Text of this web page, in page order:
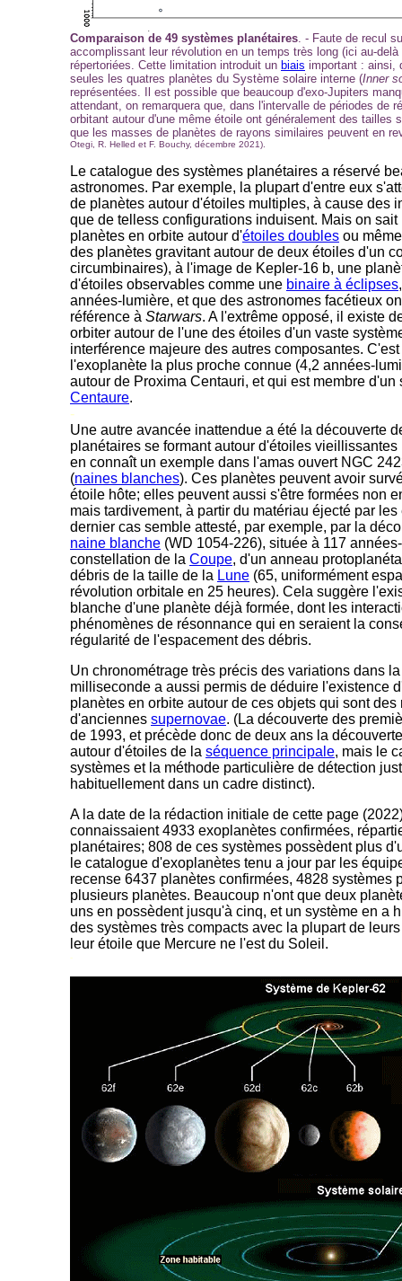
Comparaison de 49 systèmes planétaires. - Faute de recul
accomplissant leur révolution en un temps très long (ici au-
répertoriées. Cette limitation introduit un biais important : ainsi,
seules les quatres planètes du Système solaire interne (Inner
représentées. Il est possible que beaucoup d'exo-Jupiters
attendant, on remarquera que, dans l'intervalle de périodes de
orbitant autour d'une même étoile ont généralement des tailles
que les masses de planètes de rayons similaires peuvent en
Otegi, R. Helled et F. Bouchy, décembre 2021).
Le catalogue des systèmes planétaires a réservé
astronomes. Par exemple, la plupart d'entre eux
de planètes autour d'étoiles multiples, à cause des
que de telless configurations induisent. Mais on
planètes en orbite autour d'étoiles doubles ou
des planètes gravitant autour de deux étoiles d'un
circumbinaires), à l'image de Kepler-16 b, une
d'étoiles observables comme une binaire à éclipses
années-lumière, et que des astronomes facétieux
référence à Starwars. A l'extrême opposé, il existe
orbiter autour de l'une des étoiles d'un vaste
interférence majeure des autres composantes.
l'exoplanète la plus proche connue (4,2 années-
autour de Proxima Centauri, et qui est membre d'un
Centaure.
-
Une autre avancée inattendue a été la découverte
planétaires se formant autour d'étoiles vieillissantes
en connaît un exemple dans l'amas ouvert NGC
(naines blanches). Ces planètes peuvent avoir
étoile hôte; elles peuvent aussi s'être formées non
mais tardivement, à partir du matériau éjecté par
dernier cas semble attesté, par exemple, par la
naine blanche (WD 1054-226), située à 117
constellation de la Coupe, d'un anneau
débris de la taille de la Lune (65, uniformément
révolution orbitale en 25 heures). Cela suggère
blanche d'une planète déjà formée, dont les
phénomènes de résonnance qui en seraient la
régularité de l'espacement des débris.
Un chronométrage très précis des variations dans
milliseconde a aussi permis de déduire l'existence
planètes en orbite autour de ces objets qui sont
d'anciennes supernovae. (La découverte des
de 1993, et précède donc de deux ans la
autour d'étoiles de la séquence principale, mais le
systèmes et la méthode particulière de détection
habituellement dans un cadre distinct).
A la date de la rédaction initiale de cette page
connaissaient 4933 exoplanètes confirmées,
planétaires; 808 de ces systèmes possèdent plus
le catalogue d'exoplanètes tenu a jour par les
recense 6437 planètes confirmées, 4828 systèmes
plusieurs planètes. Beaucoup n'ont que deux
uns en possèdent jusqu'à cinq, et un système en a
des systèmes très compacts avec la plupart de
leur étoile que Mercure ne l'est du Soleil.
-